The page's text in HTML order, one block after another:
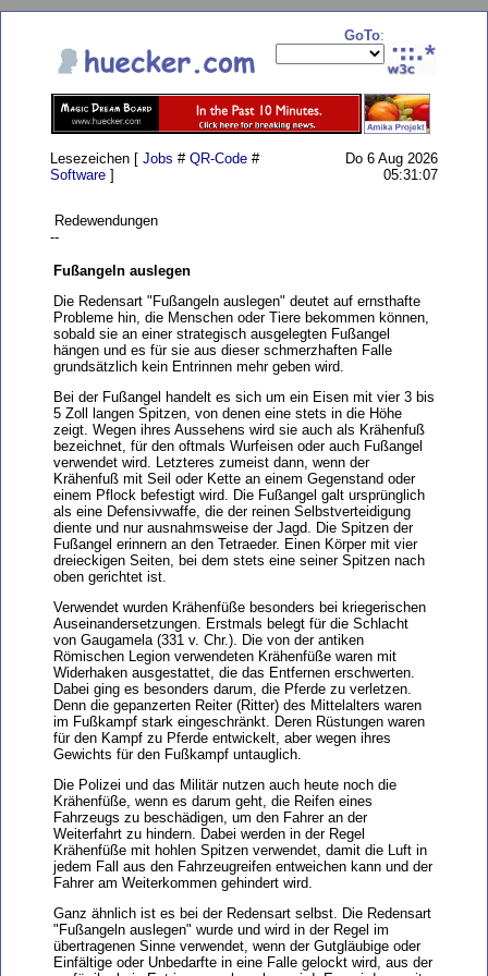
GoTo:
Lesezeichen [ Jobs # QR-Code #
Software ]
Do 6 Aug 2026
05:31:07
Redewendungen
--
Fußangeln auslegen
Die Redensart "Fußangeln auslegen" deutet auf ernsthafte
Probleme hin, die Menschen oder Tiere bekommen können,
sobald sie an einer strategisch ausgelegten Fußangel
hängen und es für sie aus dieser schmerzhaften Falle
grundsätzlich kein Entrinnen mehr geben wird.
Bei der Fußangel handelt es sich um ein Eisen mit vier 3 bis
5 Zoll langen Spitzen, von denen eine stets in die Höhe
zeigt. Wegen ihres Aussehens wird sie auch als Krähenfuß
bezeichnet, für den oftmals Wurfeisen oder auch Fußangel
verwendet wird. Letzteres zumeist dann, wenn der
Krähenfuß mit Seil oder Kette an einem Gegenstand oder
einem Pflock befestigt wird. Die Fußangel galt ursprünglich
als eine Defensivwaffe, die der reinen Selbstverteidigung
diente und nur ausnahmsweise der Jagd. Die Spitzen der
Fußangel erinnern an den Tetraeder. Einen Körper mit vier
dreieckigen Seiten, bei dem stets eine seiner Spitzen nach
oben gerichtet ist.
Verwendet wurden Krähenfüße besonders bei kriegerischen
Auseinandersetzungen. Erstmals belegt für die Schlacht
von Gaugamela (331 v. Chr.). Die von der antiken
Römischen Legion verwendeten Krähenfüße waren mit
Widerhaken ausgestattet, die das Entfernen erschwerten.
Dabei ging es besonders darum, die Pferde zu verletzen.
Denn die gepanzerten Reiter (Ritter) des Mittelalters waren
im Fußkampf stark eingeschränkt. Deren Rüstungen waren
für den Kampf zu Pferde entwickelt, aber wegen ihres
Gewichts für den Fußkampf untauglich.
Die Polizei und das Militär nutzen auch heute noch die
Krähenfüße, wenn es darum geht, die Reifen eines
Fahrzeugs zu beschädigen, um den Fahrer an der
Weiterfahrt zu hindern. Dabei werden in der Regel
Krähenfüße mit hohlen Spitzen verwendet, damit die Luft in
jedem Fall aus den Fahrzeugreifen entweichen kann und der
Fahrer am Weiterkommen gehindert wird.
Ganz ähnlich ist es bei der Redensart selbst. Die Redensart
"Fußangeln auslegen" wurde und wird in der Regel im
übertragenen Sinne verwendet, wenn der Gutgläubige oder
Einfältige oder Unbedarfte in eine Falle gelockt wird, aus der